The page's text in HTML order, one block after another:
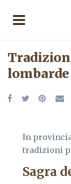
lombarde
In
tradizioni
Sagra